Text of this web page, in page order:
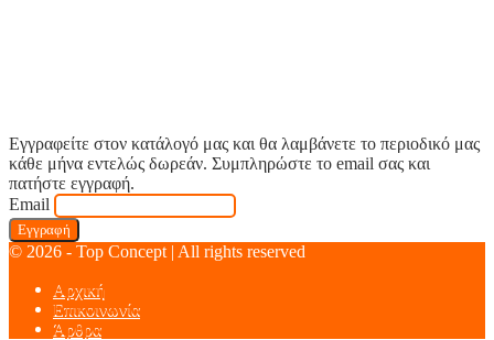
Εγγραφείτε στον κατάλογό μας και θα λαμβάνετε το περιοδικό μας
κάθε μήνα εντελώς δωρεάν. Συμπληρώστε το email σας και
πατήστε εγγραφή.
Email
© 2026 - Top Concept | All rights reserved
Αρχική
Επικοινωνία
Άρθρα